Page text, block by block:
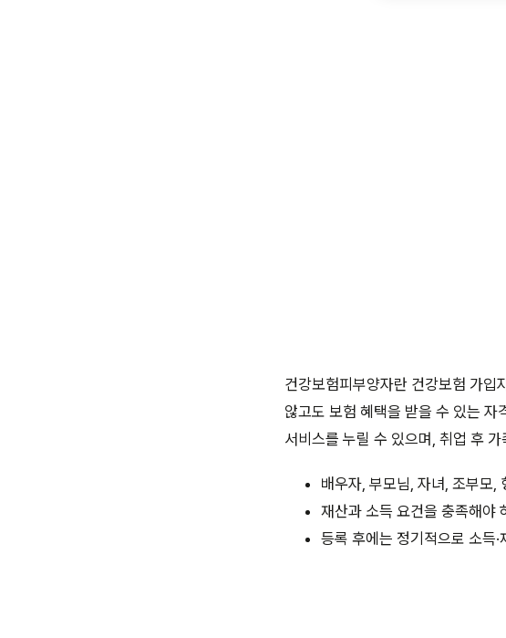
건강보험피부양자란 건강보험 가입
않고도 보험 혜택을 받을 수 있는
서비스를 누릴 수 있으며, 취업 후
배우자, 부모님, 자녀, 조부모,
재산과 소득 요건을 충족해야
등록 후에는 정기적으로 소득